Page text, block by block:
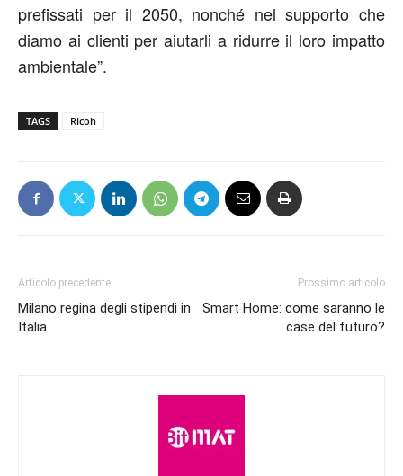
prefissati per il 2050, nonché nel supporto che
diamo ai clienti per aiutarli a ridurre il loro impatto
ambientale”.
TAGS Ricoh
Articolo precedente
Milano regina degli stipendi in
Italia
Prossimo articolo
Smart Home: come saranno le
case del futuro?